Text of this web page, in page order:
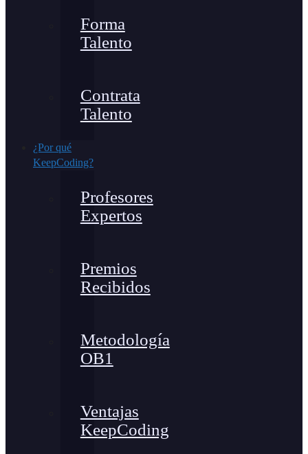
Forma
Talento
Contrata
Talento
¿Por qué
KeepCoding?
Profesores
Expertos
Premios
Recibidos
Metodología
OB1
Ventajas
KeepCoding